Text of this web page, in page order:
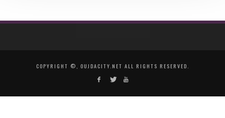
COPYRIGHT ©, OUJDACITY.NET ALL RIGHTS RESERVED.